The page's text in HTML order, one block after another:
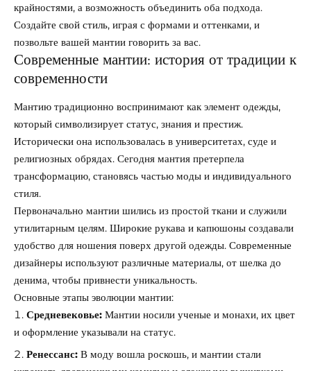
крайностями, а возможность объединить оба подхода.
Создайте свой стиль, играя с формами и оттенками, и
позвольте вашей мантии говорить за вас.
Современные мантии: история от традиции к
современности
Мантию традиционно воспринимают как элемент одежды,
который символизирует статус, знания и престиж.
Исторически она использовалась в университетах, суде и
религиозных обрядах. Сегодня мантия претерпела
трансформацию, становясь частью моды и индивидуального
стиля.
Первоначально мантии шились из простой ткани и служили
утилитарным целям. Широкие рукава и капюшоны создавали
удобство для ношения поверх другой одежды. Современные
дизайнеры используют различные материалы, от шелка до
денима, чтобы привнести уникальность.
Основные этапы эволюции мантии:
Средневековье: Мантии носили ученые и монахи, их цвет
и оформление указывали на статус.
Ренессанс: В моду вошла роскошь, и мантии стали